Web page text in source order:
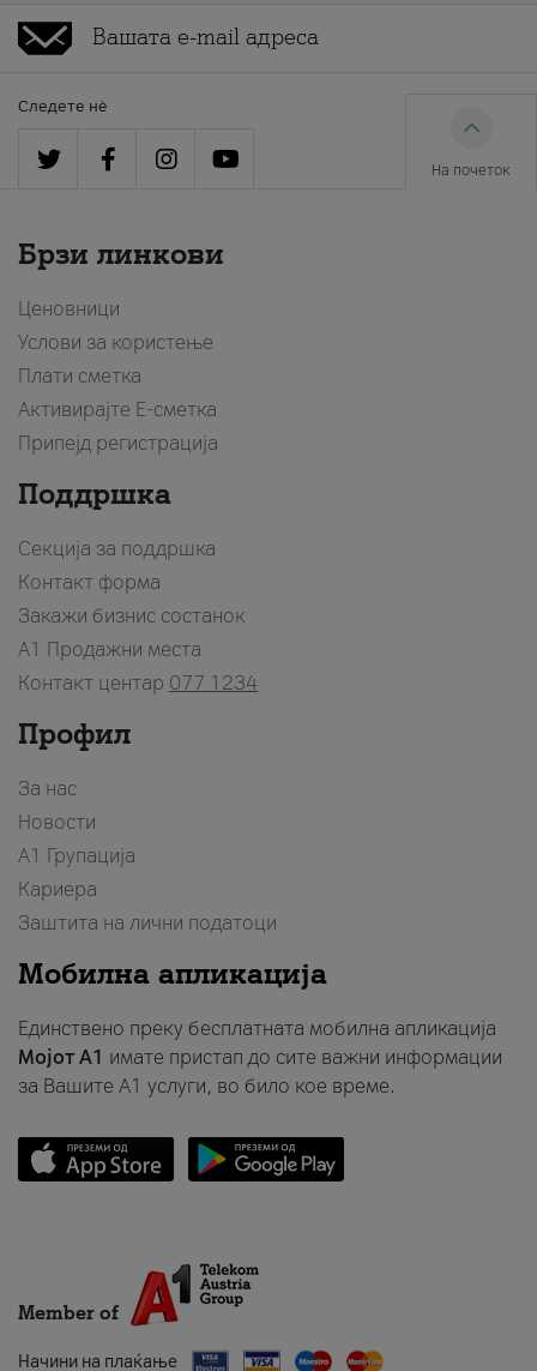
Следете нè
На почеток
Брзи линкови
Ценовници
Услови за користење
Плати сметка
Активирајте Е-сметка
Припејд регистрација
Поддршка
Секција за поддршка
Контакт форма
Закажи бизнис состанок
A1 Продажни места
Контакт центар 077 1234
Профил
За нас
Новости
А1 Групација
Кариера
Заштита на лични податоци
Мобилна апликација
Единствено преку бесплатната мобилна апликација
Мојот A1 имате пристап до сите важни информации
за Вашите A1 услуги, во било кое време.
Member of
Начини на плаќање